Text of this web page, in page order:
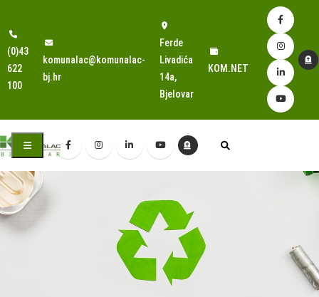
(0)43
622
100
komunalac@komunalac-
bj.hr
Ferde
Livadića
14a,
Bjelovar
KOM.NET